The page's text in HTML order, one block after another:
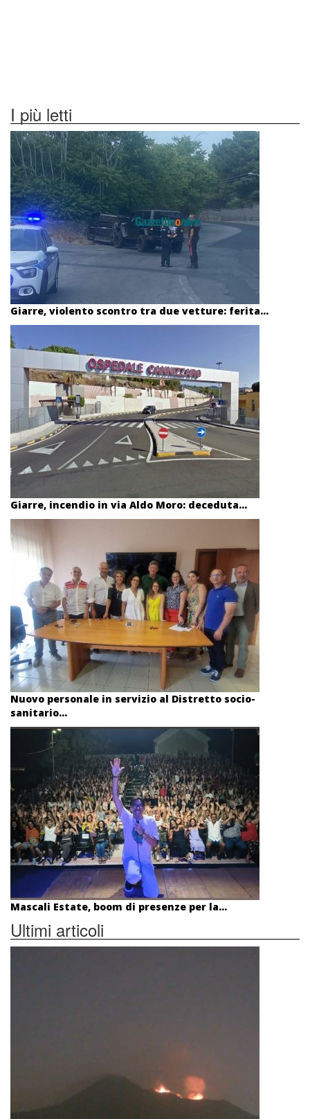
I più letti
Giarre, violento scontro tra due vetture: ferita...
Giarre, incendio in via Aldo Moro: deceduta...
Nuovo personale in servizio al Distretto socio-
sanitario...
Mascali Estate, boom di presenze per la...
Ultimi articoli